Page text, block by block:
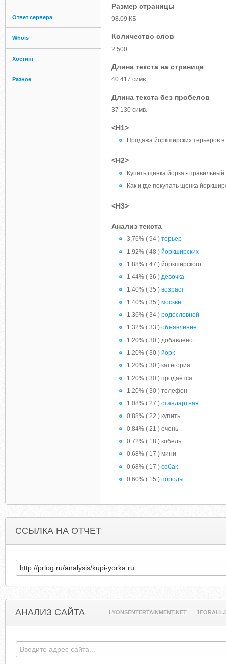
Ответ сервера
Whois
Хостинг
Разное
Размер страницы
98.09 КБ
Количество слов
2 500
Длина текста на странице
40 417 симв.
Длина текста без пробелов
37 130 симв.
<H1>
Продажа йоркширских терьеров
<H2>
Купить щенка йорка -
Как и где покупать щенка
<H3>
Анализ текста
3.76% ( 94 ) терьер
1.92% ( 48 ) йоркширских
1.88% ( 47 ) йоркширского
1.44% ( 36 ) девочка
1.40% ( 35 ) возраст
1.40% ( 35 ) москве
1.36% ( 34 ) родословной
1.32% ( 33 ) объявление
1.20% ( 30 ) добавлено
1.20% ( 30 ) йорк
1.20% ( 30 ) категория
1.20% ( 30 ) продаётся
1.20% ( 30 ) телефон
1.08% ( 27 ) стандартная
0.88% ( 22 ) купить
0.84% ( 21 ) очень
0.72% ( 18 ) кобель
0.68% ( 17 ) мини
0.68% ( 17 ) собак
0.60% ( 15 ) породы
ССЫЛКА НА ОТЧЕТ
АНАЛИЗ САЙТА LYONSENTERTAINMENT.NET